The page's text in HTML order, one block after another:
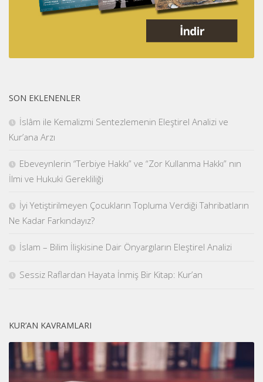
SON EKLENENLER
İslâm ile Kemalizmi Sentezlemenin Eleştirel Analizi ve
Kur’ana Arzı
Ebeveynlerin “Terbiye Hakkı” ve “Zor Kullanma Hakkı” nın
İlmi ve Hukuki Gerekliliği
İyi Yetiştirilmeyen Çocukların Topluma Verdiği Tahribatların
Ne Kadar Farkındayız?
İslam – Bilim İlişkisine Dair Önyargıların Eleştirel Analizi
Sessiz Raflardan Hayata İnmiş Bir Kitap: Kur’an
KUR’AN KAVRAMLARI